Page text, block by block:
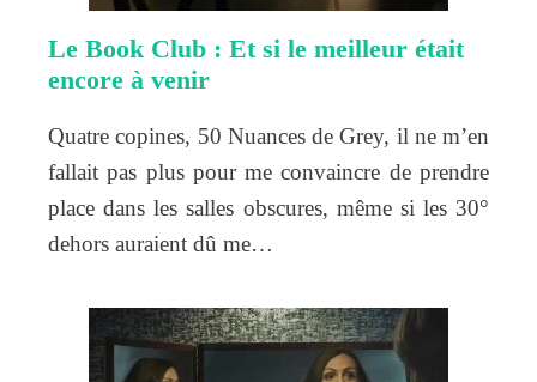
Le Book Club : Et si le meilleur était
encore à venir
Quatre copines, 50 Nuances de Grey, il ne m’en
fallait pas plus pour me convaincre de prendre
place dans les salles obscures, même si les 30°
dehors auraient dû me…